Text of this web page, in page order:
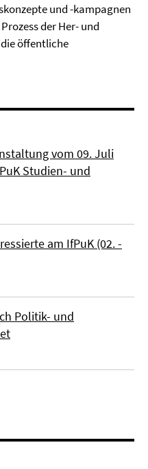
und -kampagnen
der Her- und
öffentliche
vom 09. Juli
Studien- und
am IfPuK (02. -
Politik- und